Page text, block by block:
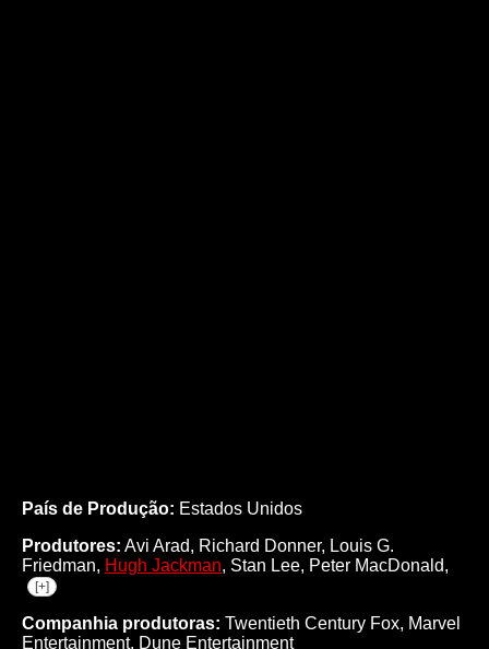
País de Produção: Estados Unidos
Produtores: Avi Arad, Richard Donner, Louis G.
Friedman, Hugh Jackman, Stan Lee, Peter MacDonald,
[+]
Companhia produtoras: Twentieth Century Fox, Marvel
Entertainment, Dune Entertainment